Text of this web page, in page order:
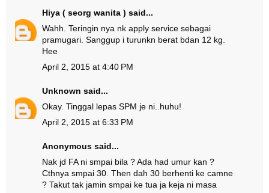
Hiya ( seorg wanita ) said...
Wahh. Teringin nya nk apply service sebagai
pramugari. Sanggup i turunkn berat bdan 12 kg.
Hee
April 2, 2015 at 4:40 PM
Unknown said...
Okay. Tinggal lepas SPM je ni..huhu!
April 2, 2015 at 6:33 PM
Anonymous said...
Nak jd FA ni smpai bila ? Ada had umur kan ?
Cthnya smpai 30. Then dah 30 berhenti ke camne
? Takut tak jamin smpai ke tua ja keja ni masa